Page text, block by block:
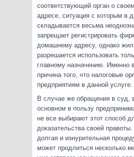
соответствующий орган о
адресе, ситуация с которым в
складывается весьма
запрещает регистрировать
домашнему адресу, однако
разрешается использовать
главному назначению. Именно
причина того, что налоговые
предприятиям в данной услуге.
В случае же обращения в суд,
основном в пользу
не все выбирают этот способ
доказательства своей
долгая и изнурительная
может продлиться несколько